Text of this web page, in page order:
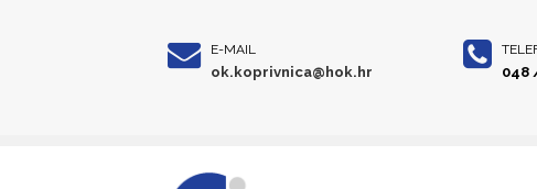
E-MAIL
ok.koprivnica@hok.hr 048